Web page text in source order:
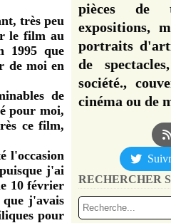
très peu
le film au
1995 que
de moi en
de
pour moi,
ce film,
l'occasion
j'ai
10 février
j'avais
pour
pièces de
expositions,
portraits
de
société.,
cinéma ou de
RECHERCHER